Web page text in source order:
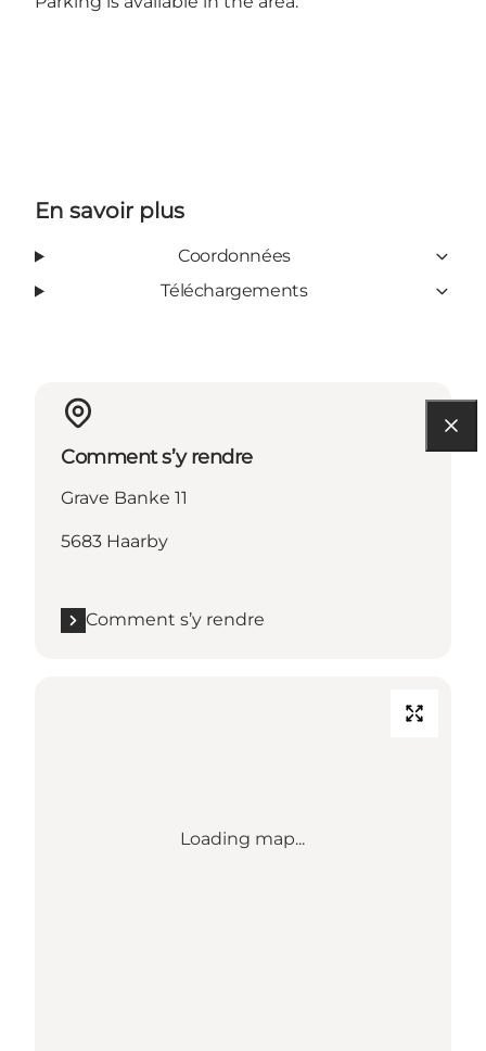
En savoir plus
Coordonnées
Téléchargements
Comment s’y rendre
Grave Banke 11
5683 Haarby
Comment s’y rendre
Loading map...